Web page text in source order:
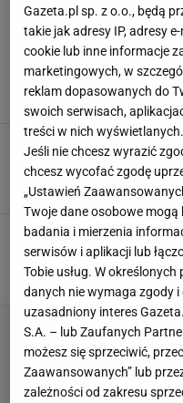
NATALIA SADOWSKA
SUBSKRYPCJA
Natalia
"Jestem
Agnieszka
Wielki
ME. Polki
Michał
Gazeta.pl sp. z o.o., będą
takie jak adresy IP, adresy
cookie lub inne informacje
marketingowych, w
reklam dopasowanych do
swoich serwisach,
treści w nich
Jeśli nie chcesz wyrazić
chcesz wycofać zgodę
„Ustawień
Twoje dane osobowe
badania i mierzenia
serwisów i aplikacji lub
Tobie usług. W
danych nie wymaga zgody
uzasadniony interes
S.A. – lub Zaufanych
możesz się sprzeciwić,
Zaawansowanych” lub
zależności od zakresu